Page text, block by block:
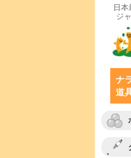
日
ジ
ナ
道